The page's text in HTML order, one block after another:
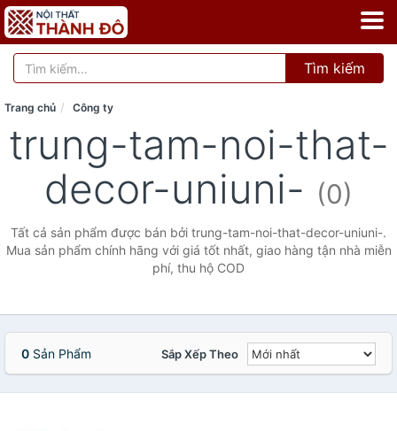
Tìm kiếm
Trang chủ Công ty
trung-tam-noi-that-
decor-uniuni- (0)
Tất cả sản phẩm được bán bởi trung-tam-noi-that-decor-uniuni-.
Mua sản phẩm chính hãng với giá tốt nhất, giao hàng tận nhà miễn
phí, thu hộ COD
0 Sản Phẩm Sắp Xếp Theo